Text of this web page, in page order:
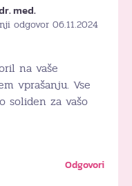
med.
odgovor 06.11.2024
na vaše
vprašanju. Vse
soliden za vašo
Odgovori